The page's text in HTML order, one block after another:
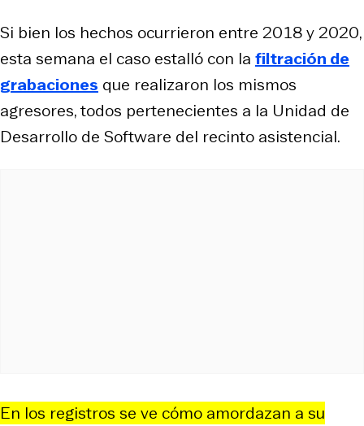
Si bien los hechos ocurrieron entre 2018 y 2020,
esta semana el caso estalló con la filtración de
grabaciones que realizaron los mismos
agresores, todos pertenecientes a la Unidad de
Desarrollo de Software del recinto asistencial.
En los registros se ve cómo amordazan a su